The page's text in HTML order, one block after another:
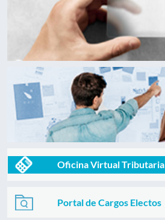
Oficina Virtual Tributaria
Portal de Cargos Electos